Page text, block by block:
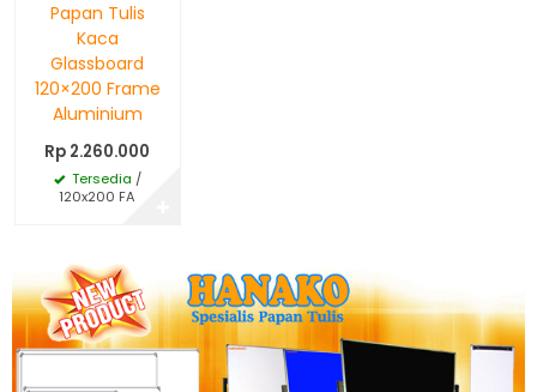
Papan Tulis
Kaca
Glassboard
120×200 Frame
Aluminium
Rp 2.260.000
Tersedia /
120x200 FA